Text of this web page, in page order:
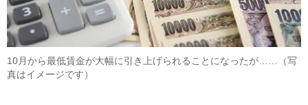
10月から最低賃金が大幅に引き上げられることになったが……（写
真はイメージです）